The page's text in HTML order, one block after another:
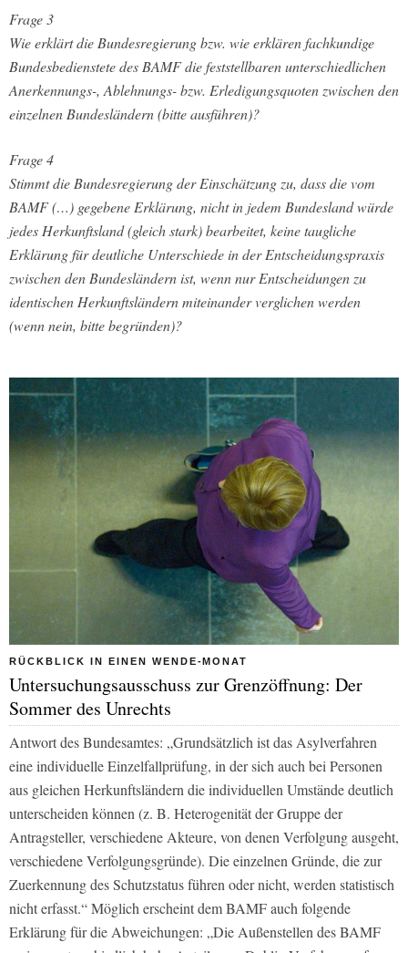
Frage 3
Wie erklärt die Bundesregierung bzw. wie erklären fachkundige
Bundesbedienstete des BAMF die feststellbaren unterschiedlichen
Anerkennungs-, Ablehnungs- bzw. Erledigungsquoten zwischen den
einzelnen Bundesländern (bitte ausführen)?
Frage 4
Stimmt die Bundesregierung der Einschätzung zu, dass die vom
BAMF (…) gegebene Erklärung, nicht in jedem Bundesland würde
jedes Herkunftsland (gleich stark) bearbeitet, keine taugliche
Erklärung für deutliche Unterschiede in der Entscheidungspraxis
zwischen den Bundesländern ist, wenn nur Entscheidungen zu
identischen Herkunftsländern miteinander verglichen werden
(wenn nein, bitte begründen)?
RÜCKBLICK IN EINEN WENDE-MONAT
Untersuchungsausschuss zur Grenzöffnung: Der
Sommer des Unrechts
Antwort des Bundesamtes: „Grundsätzlich ist das Asylverfahren
eine individuelle Einzelfallprüfung, in der sich auch bei Personen
aus gleichen Herkunftsländern die individuellen Umstände deutlich
unterscheiden können (z. B. Heterogenität der Gruppe der
Antragsteller, verschiedene Akteure, von denen Verfolgung ausgeht,
verschiedene Verfolgungsgründe). Die einzelnen Gründe, die zur
Zuerkennung des Schutzstatus führen oder nicht, werden statistisch
nicht erfasst.“Möglich erscheint dem BAMF auch folgende
Erklärung für die Abweichungen: „Die Außenstellen des BAMF